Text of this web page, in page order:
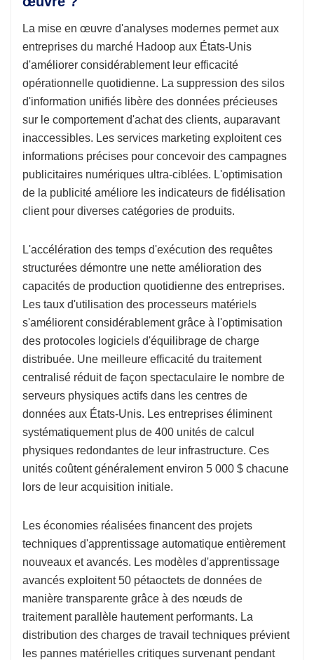
La mise en œuvre d'analyses modernes permet aux
entreprises du marché Hadoop aux États-Unis
d'améliorer considérablement leur efficacité
opérationnelle quotidienne. La suppression des silos
d'information unifiés libère des données précieuses
sur le comportement d'achat des clients, auparavant
inaccessibles. Les services marketing exploitent ces
informations précises pour concevoir des campagnes
publicitaires numériques ultra-ciblées. L'optimisation
de la publicité améliore les indicateurs de fidélisation
client pour diverses catégories de produits.
L'accélération des temps d'exécution des requêtes
structurées démontre une nette amélioration des
capacités de production quotidienne des entreprises.
Les taux d'utilisation des processeurs matériels
s'améliorent considérablement grâce à l'optimisation
des protocoles logiciels d'équilibrage de charge
distribuée. Une meilleure efficacité du traitement
centralisé réduit de façon spectaculaire le nombre de
serveurs physiques actifs dans les centres de
données aux États-Unis. Les entreprises éliminent
systématiquement plus de 400 unités de calcul
physiques redondantes de leur infrastructure. Ces
unités coûtent généralement environ 5 000 $ chacune
lors de leur acquisition initiale.
Les économies réalisées financent des projets
techniques d'apprentissage automatique entièrement
nouveaux et avancés. Les modèles d'apprentissage
avancés exploitent 50 pétaoctets de données de
manière transparente grâce à des nœuds de
traitement parallèle hautement performants. La
distribution des charges de travail techniques prévient
les pannes matérielles critiques survenant pendant